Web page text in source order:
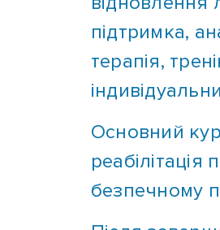
підтримка,
терапія,
безпечному